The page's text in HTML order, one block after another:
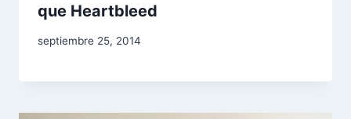
que Heartbleed
Por
septiembre 25, 2014